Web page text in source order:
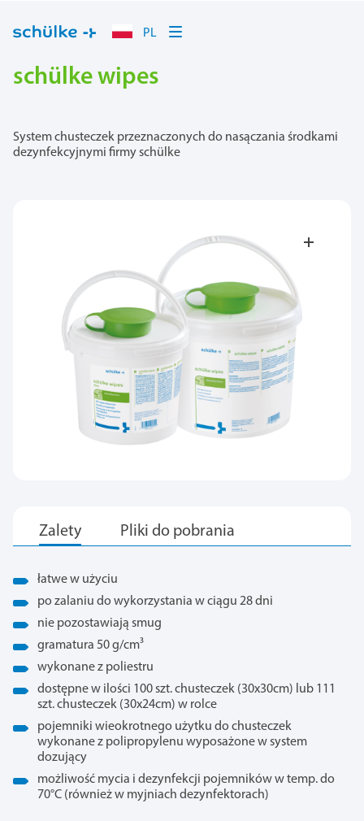
PL
schülke wipes
System chusteczek przeznaczonych do nasączania środkami
dezynfekcyjnymi firmy schülke
łatwe w użyciu
po zalaniu do wykorzystania w ciągu 28 dni
nie pozostawiają smug
gramatura 50 g/cm³
wykonane z poliestru
dostępne w ilości 100 szt. chusteczek (30x30cm) lub 111
szt. chusteczek (30x24cm) w rolce
pojemniki wieokrotnego użytku do chusteczek
wykonane z polipropylenu wyposażone w system
dozujący
możliwość mycia i dezynfekcji pojemników w temp. do
70°C (również w myjniach dezynfektorach)